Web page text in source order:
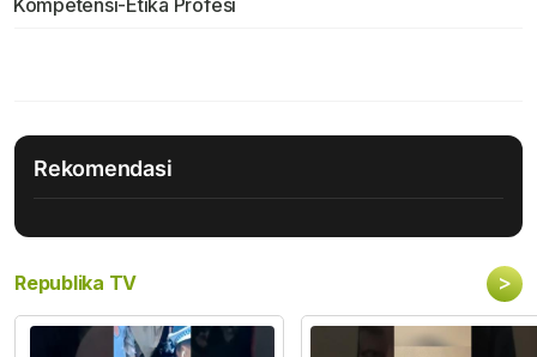
Kompetensi-Etika Profesi
Rekomendasi
Republika TV >